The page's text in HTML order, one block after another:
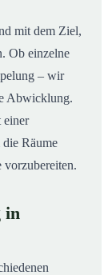
mit dem Ziel,
Ob einzelne
– wir
Abwicklung.
einer
Räume
in